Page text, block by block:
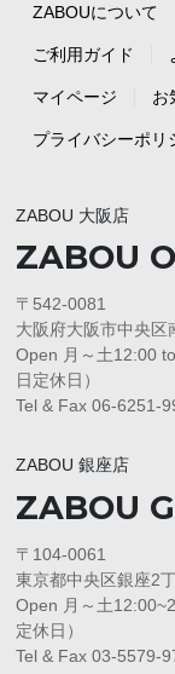
ZABOUについて
ご利用ガイド
マイページ お
プライバシーポリ
ZABOU 大阪店
ZABOU
〒542-0081
大阪府大阪市中央
Open 月～土12:00
日定休日）
Tel & Fax 06-6251-
ZABOU 銀座店
ZABOU
〒104-0061
東京都中央区銀座2
Open 月～土
定休日）
Tel & Fax 03-5579-